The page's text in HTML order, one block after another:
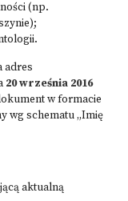
(np.
adres
20 września 2016
w formacie
wg schematu „Imię
aktualną